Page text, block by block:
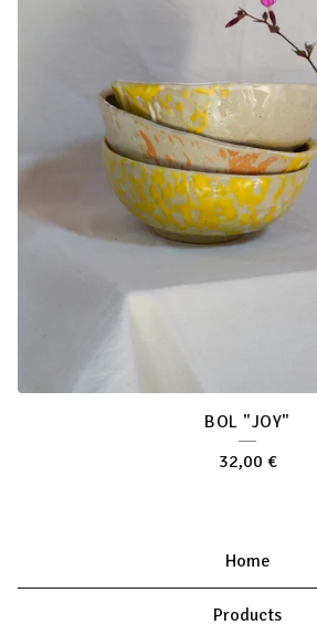
BOL "JOY"
32,00 €
Home
Products